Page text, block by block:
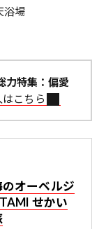
浴場
力特集：偏愛
こちら
オーベルジ
せかい